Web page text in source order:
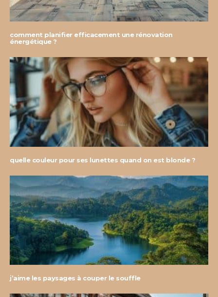
comment planifier efficacement une rénovation
énergétique ?
quelle couleur pour ses lunettes quand on est blonde ?
j’aime les paysages à couper le souffle